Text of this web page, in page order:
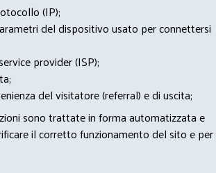
(IP);
del dispositivo usato per connettersi
provider (ISP);
del visitatore (referral) e di uscita;
sono trattate in forma automatizzata e
il corretto funzionamento del sito e per